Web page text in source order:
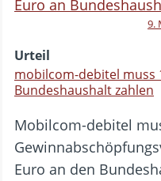
9.
Urteil
mobilcom-debitel muss
Bundeshaushalt zahlen
Mobilcom-debitel
Euro an den